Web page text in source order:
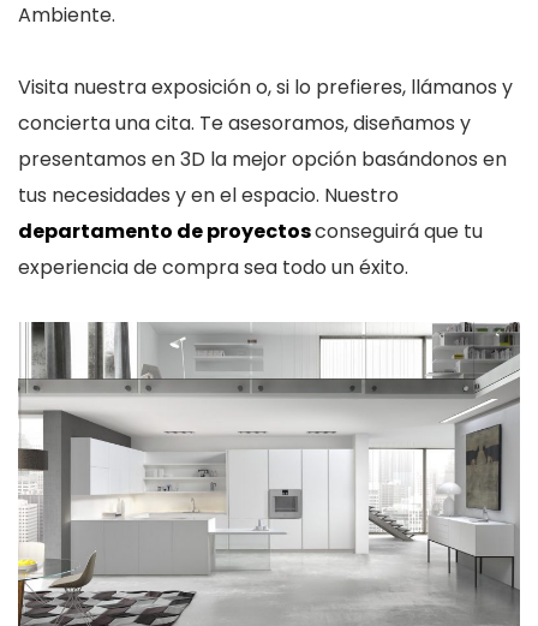
Ambiente.
Visita nuestra exposición o, si lo prefieres, llámanos y
concierta una cita. Te asesoramos, diseñamos y
presentamos en 3D la mejor opción basándonos en
tus necesidades y en el espacio. Nuestro
departamento de proyectosconseguirá que tu
experiencia de compra sea todo un éxito.